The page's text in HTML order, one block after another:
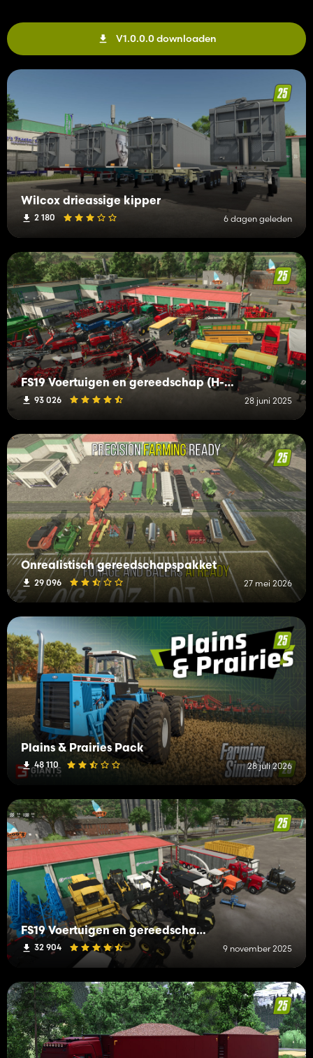
V1.0.0.0 downloaden
Wilcox drieassige kipper
2 180 6 dagen geleden
FS19 Voertuigen en gereedschap (H-K)
93 026 28 juni 2025
Onrealistisch gereedschapspakket
29 096 27 mei 2026
Plains & Prairies Pack
48 110 28 juli 2026
FS19 Voertuigen en gereedschappen (L-R)
32 904 9 november 2025